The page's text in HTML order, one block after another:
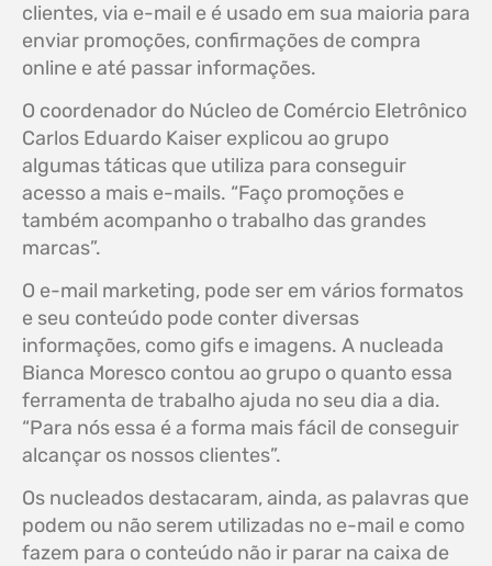
clientes, via e-mail e é usado em sua maioria para
enviar promoções, confirmações de compra
online e até passar informações.
O coordenador do Núcleo de Comércio Eletrônico
Carlos Eduardo Kaiser explicou ao grupo
algumas táticas que utiliza para conseguir
acesso a mais e-mails. “Faço promoções e
também acompanho o trabalho das grandes
marcas”.
O e-mail marketing, pode ser em vários formatos
e seu conteúdo pode conter diversas
informações, como gifs e imagens. A nucleada
Bianca Moresco contou ao grupo o quanto essa
ferramenta de trabalho ajuda no seu dia a dia.
“Para nós essa é a forma mais fácil de conseguir
alcançar os nossos clientes”.
Os nucleados destacaram, ainda, as palavras que
podem ou não serem utilizadas no e-mail e como
fazem para o conteúdo não ir parar na caixa de